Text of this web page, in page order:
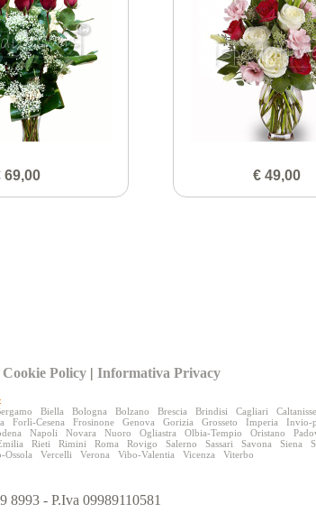
69,00 € 49,00
Cookie Policy |Informativa Privacy
Biella Bologna Bolzano Brescia Brindisi Cagliari
Forlì-Cesena Frosinone Genova Gorizia Grosseto Imperia Invio-
Napoli Novara Nuoro Ogliastra Olbia-Tempio Oristano
Rieti Rimini Roma Rovigo Salerno Sassari Savona Siena
Ossola Vercelli Verona Vibo-Valentia Vicenza Viterbo
8993 - P.Iva 09989110581